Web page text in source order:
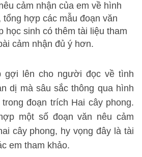
cảm nhận của em về hình
tổng hợp các mẫu đoạn văn
học sinh có thêm tài liệu tham
cảm nhận đủ ý hơn.
gợi lên cho người đọc về tình
dị mà sâu sắc thông qua hình
đoạn trích Hai cây phong.
một số đoạn văn nêu cảm
cây phong, hy vọng đây là tài
em tham khảo.